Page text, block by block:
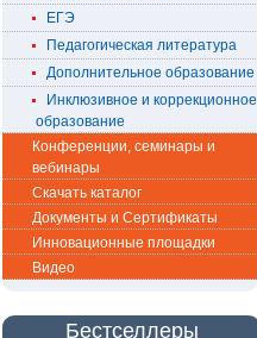
ЕГЭ
Педагогическая литература
Дополнительное образование
Инклюзивное и коррекционное
образование
Конференции, семинары и
вебинары
Скачать каталог
Документы и Сертификаты
Инновационные площадки
Видео
Бестселлеры